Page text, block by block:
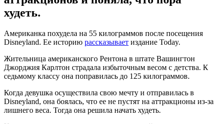
худеть.
Американка похудела на 55 килограммов после посещения
Disneyland. Ее историю рассказывает издание Today.
Жительница американского Рентона в штате Вашингтон
Джорджия Карлтон страдала избыточным весом с детства. К
седьмому классу она поправилась до 125 килограммов.
Когда девушка осуществила свою мечту и отправилась в
Disneyland, она боялась, что ее не пустят на аттракционы из-за
лишнего веса. Тогда она решила начать худеть.